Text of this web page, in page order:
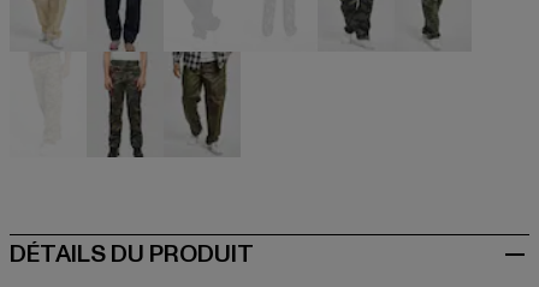
blau blau
DÉTAILS DU PRODUIT